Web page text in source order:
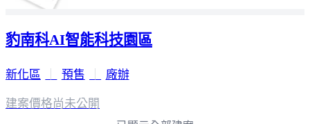
豹南科AI智能科技園區
新化區 預售 廠辦
建案價格尚未公開